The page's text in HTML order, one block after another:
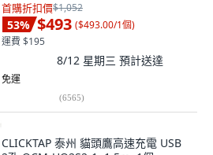
首購折扣價$1,052
53% $493 ($493.00/1個)
運費 $195
8/12 星期三 預計送達
免運
(6565)
CLICKTAP 泰州 貓頭鷹高速充電 USB